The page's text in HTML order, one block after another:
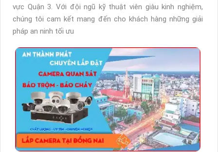
vực Quận 3. Với đội ngũ kỹ thuật viên giàu kinh nghiệm,
chúng tôi cam kết mang đến cho khách hàng những giải
pháp an ninh tối ưu